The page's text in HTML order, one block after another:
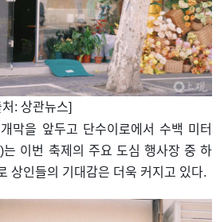
: 상관뉴스]
막을 앞두고 단수이로에서 수백 미터
이번 축제의 주요 도심 행사장 중 하
상인들의 기대감은 더욱 커지고 있다.